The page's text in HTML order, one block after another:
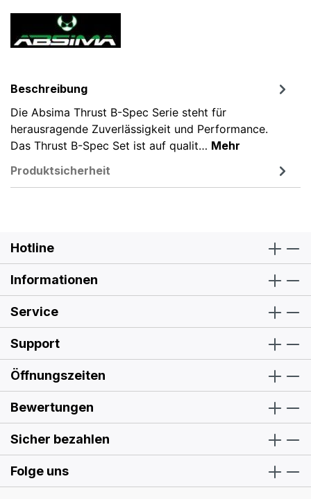
Beschreibung
Die Absima Thrust B-Spec Serie steht für
herausragende Zuverlässigkeit und Performance.
Das Thrust B-Spec Set ist auf qualit… Mehr
Produktsicherheit
Hotline
Informationen
Service
Support
Öffnungszeiten
Bewertungen
Sicher bezahlen
Folge uns